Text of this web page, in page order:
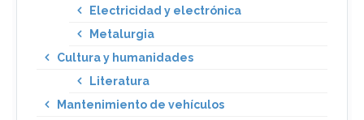
Electricidad y electrónica
Metalurgia
Cultura y humanidades
Literatura
Mantenimiento de vehículos